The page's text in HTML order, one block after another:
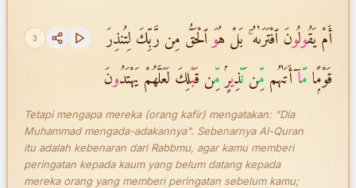
أَمْ يَقُولُونَ ٱفْتَرَىٰهُ ۚ بَلْ هُوَ ٱلْحَقُّ مِن رَّبِّكَ لِتُنذِرَ
قَوْمًۭا مّآ أَتَىٰهُم مِّن نَّذِيرٍۢمِّن قَبْلِكَ لَعَلَّهُمْ يَهْتَدُونَ
3
Tetapi mengapa mereka (orang kafir) mengatakan: "Dia
Muhammad mengada-adakannya". Sebenarnya Al-Quran
itu adalah kebenaran dari Rabbmu, agar kamu memberi
peringatan kepada kaum yang belum datang kepada
mereka orang yang memberi peringatan sebelum kamu;